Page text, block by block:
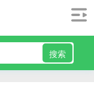
搜索